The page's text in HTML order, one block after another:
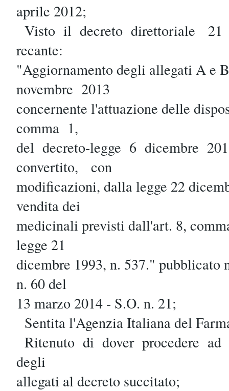
aprile 2012;
Visto il decreto direttoriale
recante:
"Aggiornamento degli allegati A
novembre 2013
concernente l'attuazione delle
comma 1,
del decreto-legge 6 dicembre
convertito, con
modificazioni, dalla legge 22
vendita dei
medicinali previsti dall'art. 8,
legge 21
dicembre 1993, n. 537." pubblicato
n. 60 del
13 marzo 2014 - S.O. n. 21;
Sentita l'Agenzia Italiana del
Ritenuto di dover procedere
degli
allegati al decreto succitato;